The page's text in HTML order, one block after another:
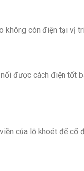
không còn điện tại vị
được cách điện tốt
của lỗ khoét để cố